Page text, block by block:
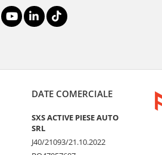
DATE COMERCIALE
SXS ACTIVE PIESE AUTO
SRL
J40/21093/21.10.2022